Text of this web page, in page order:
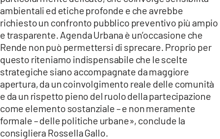
ambientali ed etiche profonde e che avrebbe
richiesto un confronto pubblico preventivo più ampio
e trasparente. Agenda Urbana è un’occasione che
Rende non può permettersi di sprecare. Proprio per
questo riteniamo indispensabile che le scelte
strategiche siano accompagnate da maggiore
apertura, da un coinvolgimento reale delle comunità
e da un rispetto pieno del ruolo della partecipazione
come elemento sostanziale – e non meramente
formale – delle politiche urbane», conclude la
consigliera Rossella Gallo.